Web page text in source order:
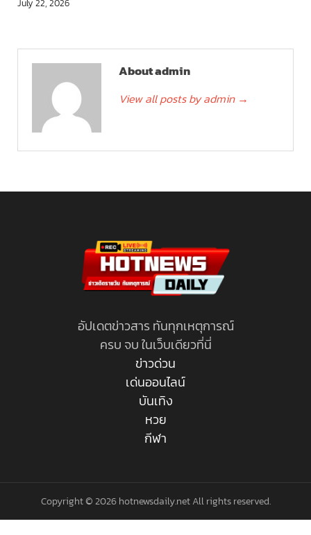
July 22, 2026
About admin
View all posts by admin →
อัปเดตข่าวสาร ทันทุกเหตุการณ์
ครบ จบ ในเว็บเดียวที่นี่
ข่าวด่วน
เด่นออนไลน์
บันเทิง
หวย
กีฬา
Copyright © 2026 hotnewsdaily.net All rights reserved.